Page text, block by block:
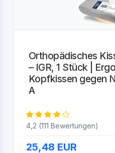
Orthopädisches
– IGR, 1 Stück |
Kopfkissen gegen
A
4,2 (111 Bewertungen)
25,48 EUR